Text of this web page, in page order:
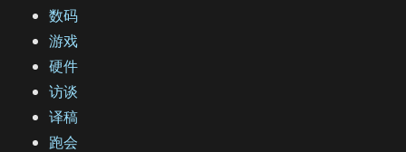
数码
游戏
硬件
访谈
译稿
跑会